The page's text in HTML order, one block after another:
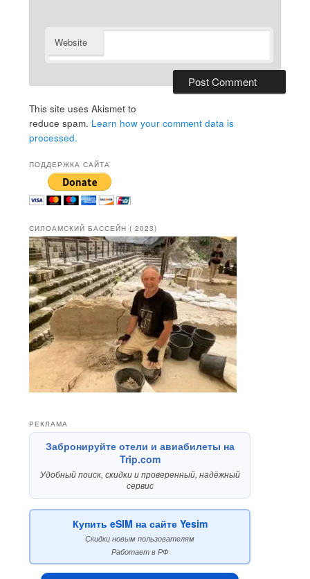
Website
This site uses Akismet to
reduce spam. Learn how your comment data is
processed.
ПОДДЕРЖКА САЙТА
СИЛОАМСКИЙ БАССЕЙН ( 2023)
РЕКЛАМА
Забронируйте отели и авиабилеты на
Trip.com
Удобный поиск, скидки и проверенный, надёжный
сервис
Купить eSIM на сайте Yesim
Скидки новым пользователям
Работает в РФ